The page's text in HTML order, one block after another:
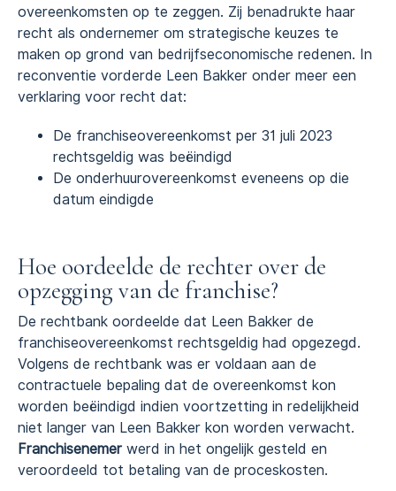
overeenkomsten op te zeggen. Zij benadrukte haar
recht als ondernemer om strategische keuzes te
maken op grond van bedrijfseconomische redenen. In
reconventie vorderde Leen Bakker onder meer een
verklaring voor recht dat:
De franchiseovereenkomst per 31 juli 2023
rechtsgeldig was beëindigd
De onderhuurovereenkomst eveneens op die
datum eindigde
Hoe oordeelde de rechter over de
opzegging van de franchise?
De rechtbank oordeelde dat Leen Bakker de
franchiseovereenkomst rechtsgeldig had opgezegd.
Volgens de rechtbank was er voldaan aan de
contractuele bepaling dat de overeenkomst kon
worden beëindigd indien voortzetting in redelijkheid
niet langer van Leen Bakker kon worden verwacht.
Franchisenemer werd in het ongelijk gesteld en
veroordeeld tot betaling van de proceskosten.